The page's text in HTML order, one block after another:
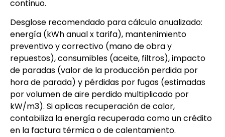
continuo.
Desglose recomendado para cálculo anualizado:
energía (kWh anual x tarifa), mantenimiento
preventivo y correctivo (mano de obra y
repuestos), consumibles (aceite, filtros), impacto
de paradas (valor de la producción perdida por
hora de parada) y pérdidas por fugas (estimadas
por volumen de aire perdido multiplicado por
kW/m3). Si aplicas recuperación de calor,
contabiliza la energía recuperada como un crédito
en la factura térmica o de calentamiento.